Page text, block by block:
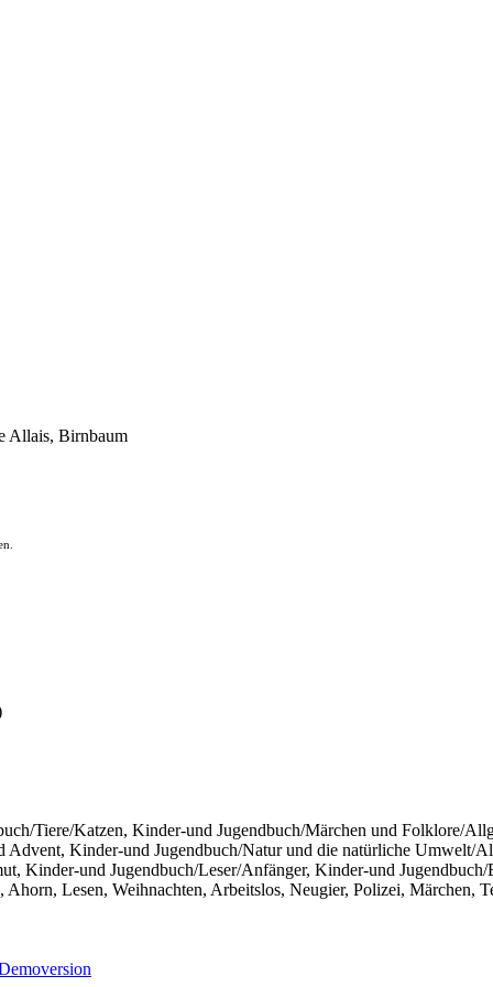
Tiere/Katzen, Kinder-und Jugendbuch/Märchen und Folklore/
Advent, Kinder-und Jugendbuch/Natur und die natürliche Umwelt/
Kinder-und Jugendbuch/Leser/Anfänger, Kinder-und
Lesen, Weihnachten, Arbeitslos, Neugier, Polizei, Märchen,